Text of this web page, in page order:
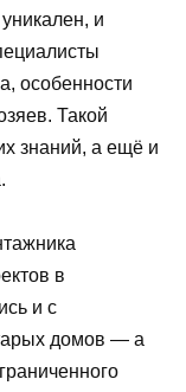
и
особенности
Такой
знаний, а ещё и
в
и с
домов — а